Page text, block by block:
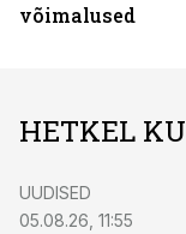
võimalused
HETKEL
UUDISED
05.08.26, 11:55